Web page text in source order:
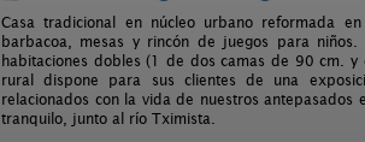
Casa tradicional en núcleo urbano reformada
barbacoa, mesas y rincón de juegos para
habitaciones dobles (1 de dos camas de 90 cm.
rural dispone para sus clientes de una
relacionados con la vida de nuestros
tranquilo, junto al río Tximista.